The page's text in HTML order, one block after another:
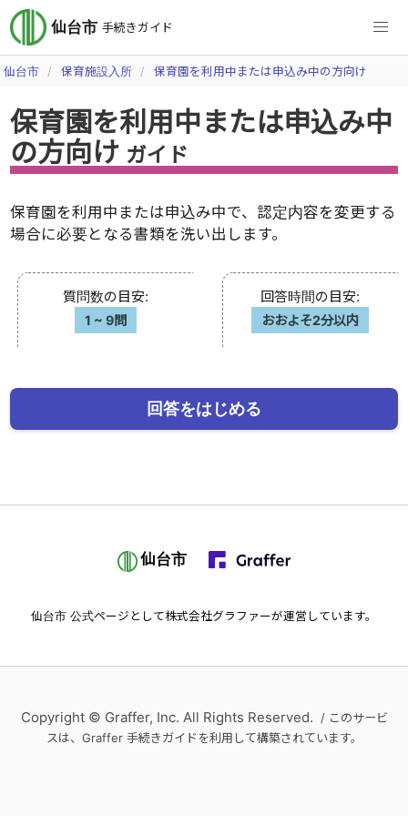
仙台市 手続きガイド
仙台市 保育施設入所 保育園を利用中または申込み中の方向け
保育園を利用中または申込み中
の方向け ガイド
保育園を利用中または申込み中で、認定内容を変更する
場合に必要となる書類を洗い出します。
質問数の目安:
1 ~ 9問
回答時間の目安:
おおよそ2分以内
回答をはじめる
仙台市
仙台市 公式ページとして株式会社グラファーが運営しています。
Copyright © Graffer, Inc. All Rights Reserved. / このサービ
スは、Graffer 手続きガイドを利用して構築されています。